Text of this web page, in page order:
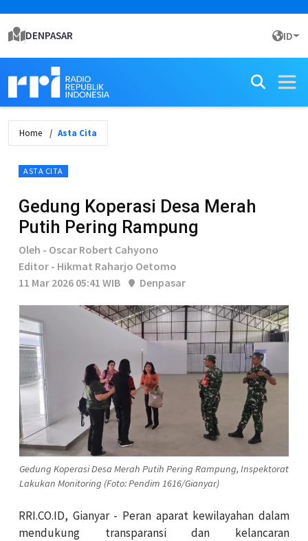
DENPASAR ID
Home Asta Cita
ASTA CITA
Gedung Koperasi Desa Merah
Putih Pering Rampung
Oleh - Oscar Robert Cahyono
Editor - Hikmat Raharjo Oetomo
11 Mar 2026 05:41 WIB
Denpasar
Gedung Koperasi Desa Merah Putih Pering Rampung, Inspektorat
Lakukan Monitoring (Foto: Pendim 1616/Gianyar)
RRI.CO.ID, Gianyar - Peran aparat kewilayahan dalam
mendukung transparansi dan kelancaran